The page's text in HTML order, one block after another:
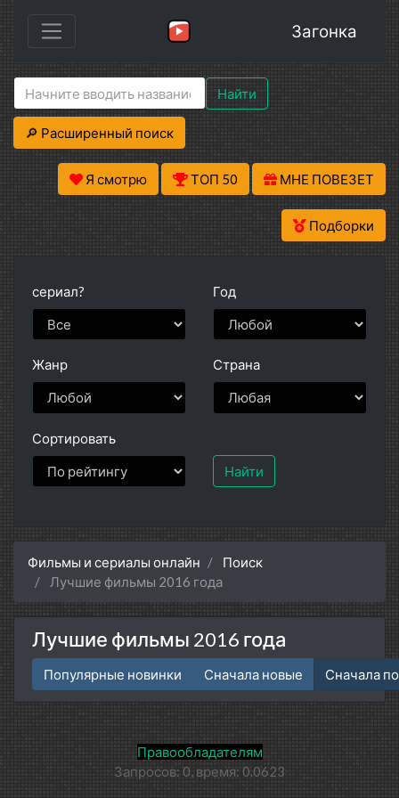
Загонка
Найти
🔎 Расширенный поиск
Я смотрю ТОП 50 МНЕ ПОВЕЗЕТ
Подборки
сериал? Год
Жанр Страна
Сортировать
Найти
Фильмы и сериалы онлайн
Поиск
Лучшие фильмы 2016 года
Лучшие фильмы 2016 года
Популярные новинки Сначала новые Сначала
Правообладателям
Запросов: 0, время: 0.0623